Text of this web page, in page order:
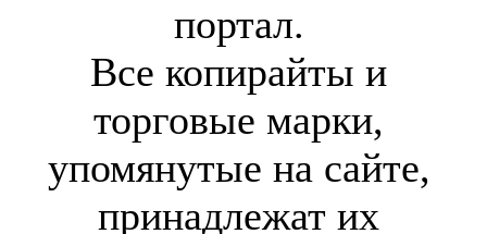
портал.
Все копирайты и
торговые марки,
упомянутые на сайте,
принадлежат их